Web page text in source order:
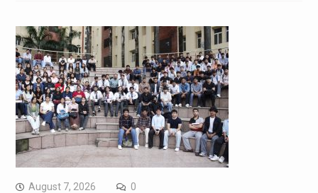
August 7, 2026 0